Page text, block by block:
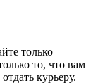
только
то, что вам
курьеру.